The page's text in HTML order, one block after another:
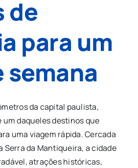
de
para um
semana
da capital paulista,
um daqueles destinos que
uma viagem rápida. Cercada
Serra da Mantiqueira, a cidade
atrações históricas,